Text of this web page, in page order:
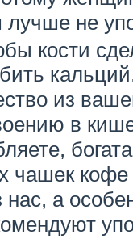
не
кости
из
в
чашек
нас, а